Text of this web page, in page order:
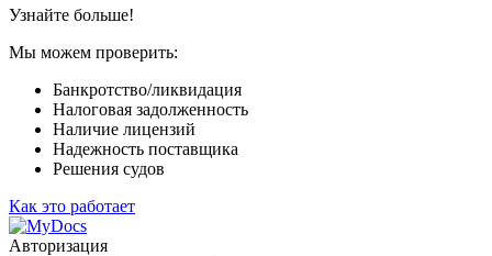
Узнайте больше!
Мы можем проверить:
Банкротство/ликвидация
Налоговая задолженность
Наличие лицензий
Надежность поставщика
Решения судов
Как это работает
Авторизация